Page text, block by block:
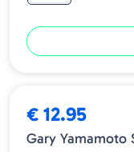
€ 12.95
Gary Yamamoto